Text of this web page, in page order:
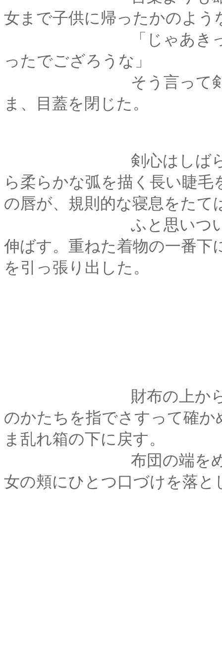
女まで子供に帰ったかのよう
「じゃあきっと････
ったでござろうな」
そう言って剣心が微
ま、目蓋を閉じた。
剣心はしばらくの間
ら柔らかな弧を描く長い睫
の唇が、規則的な寝息をたて
ふと思いついて、枕
伸ばす。重ねた着物の一番下
を引っ張り出した。
財布の上から、中に
のかたちを指でさすって確
ま乱れ箱の下に戻す。
布団の端をめくって
女の頬にひとつ口づけを落